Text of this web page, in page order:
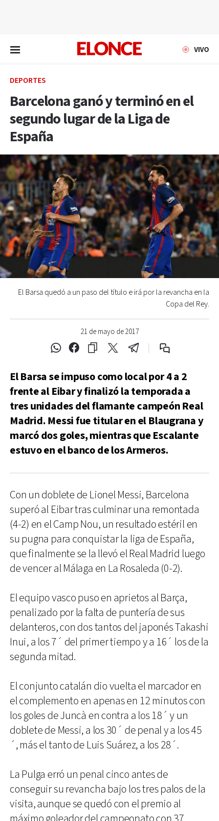
VIVO
DEPORTES
Barcelona ganó y terminó en el
segundo lugar de la Liga de
España
21 de mayo de 2017
El Barsa quedó a un paso del título e irá por la revancha en la
Copa del Rey.
El Barsa se impuso como local por 4 a 2
frente al Eibar y finalizó la temporada a
tres unidades del flamante campeón Real
Madrid. Messi fue titular en el Blaugrana y
marcó dos goles, mientras que Escalante
estuvo en el banco de los Armeros.
Con un doblete de Lionel Messi, Barcelona
superó al Eibar tras culminar una remontada
(4-2) en el Camp Nou, un resultado estéril en
su pugna para conquistar la liga de España,
que finalmente se la llevó el Real Madrid luego
de vencer al Málaga en La Rosaleda (0-2).
El equipo vasco puso en aprietos al Barça,
penalizado por la falta de puntería de sus
delanteros, con dos tantos del japonés Takashi
Inui, a los 7´ del primer tiempo y a 16´ los de la
segunda mitad.
El conjunto catalán dio vuelta el marcador en
el complemento en apenas en 12 minutos con
los goles de Juncà en contra a los 18´ y un
doblete de Messi, a los 30´ de penal y a los 45
´, más el tanto de Luis Suárez, a los 28´.
La Pulga erró un penal cinco antes de
conseguir su revancha bajo los tres palos de la
visita, aunque se quedó con el premio al